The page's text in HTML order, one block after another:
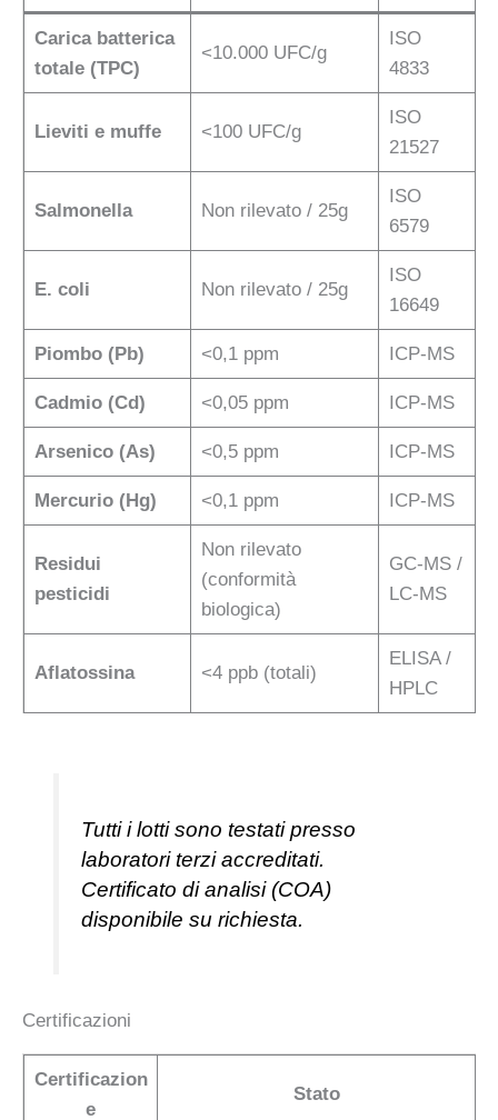
Carica batterica
totale (TPC)
<10.000 UFC/g
ISO
4833
Lieviti e muffe <100 UFC/g
ISO
21527
Salmonella Non rilevato / 25g
ISO
6579
E. coli Non rilevato / 25g
ISO
16649
Piombo (Pb) <0,1 ppm ICP-MS
Cadmio (Cd) <0,05 ppm ICP-MS
Arsenico (As) <0,5 ppm ICP-MS
Mercurio (Hg) <0,1 ppm ICP-MS
Residui
pesticidi
Non rilevato
(conformità
biologica)
GC-MS /
LC-MS
Aflatossina <4 ppb (totali)
ELISA /
HPLC
Tutti i lotti sono testati presso
laboratori terzi accreditati.
Certificato di analisi (COA)
disponibile su richiesta.
Certificazioni
Certificazion
e
Stato